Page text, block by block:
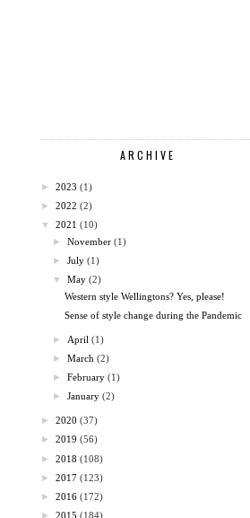
ARCHIVE
► 2023 (1)
► 2022 (2)
▼
2021 (10)
►November (1)
►July (1)
▼
May (2)
Western style Wellingtons? Yes, please!
Sense of style change during the Pandemic
► April (1)
►March (2)
►February (1)
►January (2)
► 2020 (37)
► 2019 (56)
► 2018 (108)
► 2017 (123)
► 2016 (172)
► 2015 (184)